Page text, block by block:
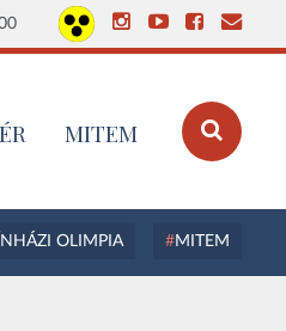
MITEM
OLIMPIA MITEM